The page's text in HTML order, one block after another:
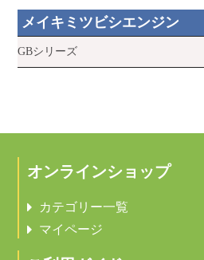
メイキミツビシエンジン
GBシリーズ
オンラインショップ
カテゴリー一覧
マイページ